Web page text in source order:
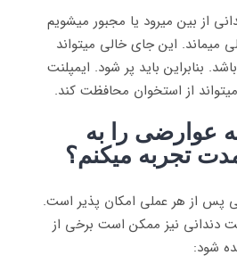
از بین میرود یا مجبور میشویم
میماند. این جای خالی میتواند
بنابراین باید پر شود. ایمپلنت
از استخوان محافظت کند.
عوارضی را به
تجربه میکنم؟
پس از هر عملی امکان پذیر است.
نیز ممکن است برخی از
شود: